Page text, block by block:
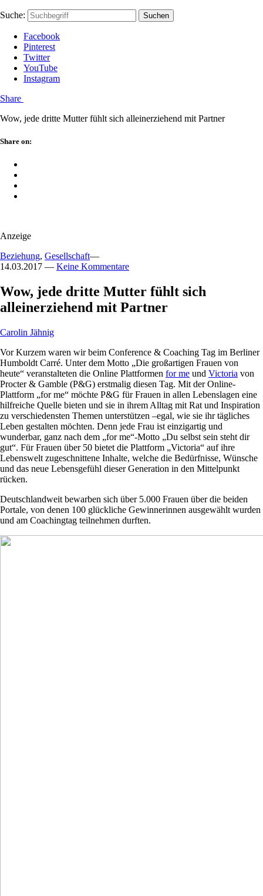
Skip
content
Hauptstadtmutti
Schließen
Search
Schließen
Suche: Suchen
Facebook
Pinterest
Twitter
YouTube
Instagram
Menü
Share
Wow, jede dritte Mutter fühlt sich alleinerziehend mit Partner
Schließen
Share on:
Anzeige
Beziehung, Gesellschaft—
14.03.2017 — Keine Kommentare
Wow, jede dritte Mutter fühlt sich
alleinerziehend mit Partner
Carolin Jähnig
Vor Kurzem waren wir beim Conference & Coaching Tag im Berliner
Humboldt Carré. Unter dem Motto „Die großartigen Frauen von
heute“ veranstalteten die Online Plattformen for me und Victoria von
Procter & Gamble (P&G) erstmalig diesen Tag. Mit der Online-
Plattform „for me“ möchte P&G für Frauen in allen Lebenslagen eine
hilfreiche Quelle bieten und sie in ihrem Alltag mit Rat und Inspiration
zu verschiedensten Themen unterstützen –egal, wie sie ihr tägliches
Leben gestalten möchten. Denn jede Frau ist einzigartig und
wunderbar, ganz nach dem „for me“-Motto „Du selbst sein steht dir
gut“. Für Frauen über 50 bietet die Plattform „Victoria“ auf ihre
Lebenswelt zugeschnittene Inhalte, welche die Bedürfnisse, Wünsche
und das neue Lebensgefühl dieser Generation in den Mittelpunkt
rücken.
Deutschlandweit bewarben sich über 5.000 Frauen über die beiden
Portale, von denen 100 glückliche Gewinnerinnen ausgewählt wurden
und am Coachingtag teilnehmen durften.